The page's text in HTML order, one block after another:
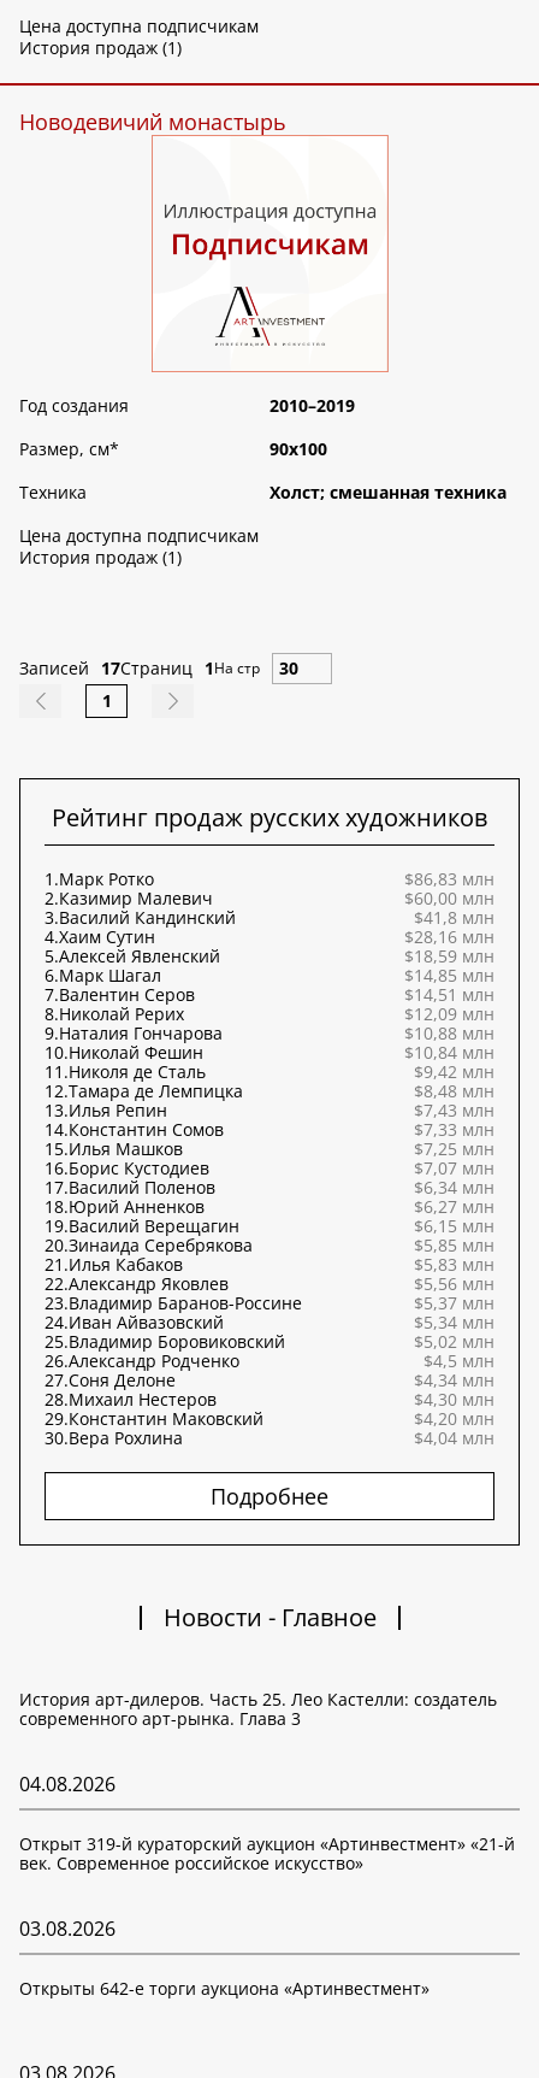
Цена доступна подписчикам
История продаж (1)
Новодевичий монастырь
Год создания
2010–2019
Размер, см*
90х100
Техника
Холст; смешанная техника
Цена доступна подписчикам
История продаж (1)
Записей 17Страниц 1На стр
1
Рейтинг продаж русских художников
1.Марк Ротко
$86,83 млн
2.Казимир Малевич
$60,00 млн
3.Василий Кандинский
$41,8 млн
4.Хаим Сутин
$28,16 млн
5.Алексей Явленский
$18,59 млн
6.Марк Шагал
$14,85 млн
7.Валентин Серов
$14,51 млн
8.Николай Рерих
$12,09 млн
9.Наталия Гончарова
$10,88 млн
10.Николай Фешин
$10,84 млн
11.Николя де Сталь
$9,42 млн
12.Тамара де Лемпицка
$8,48 млн
13.Илья Репин
$7,43 млн
14.Константин Сомов
$7,33 млн
15.Илья Машков
$7,25 млн
16.Борис Кустодиев
$7,07 млн
17.Василий Поленов
$6,34 млн
18.Юрий Анненков
$6,27 млн
19.Василий Верещагин
$6,15 млн
20.Зинаида Серебрякова
$5,85 млн
21.Илья Кабаков
$5,83 млн
22.Александр Яковлев
$5,56 млн
23.Владимир Баранов-Россине
$5,37 млн
24.Иван Айвазовский
$5,34 млн
25.Владимир Боровиковский
$5,02 млн
26.Александр Родченко
$4,5 млн
27.Соня Делоне
$4,34 млн
28.Михаил Нестеров
$4,30 млн
29.Константин Маковский
$4,20 млн
30.Вера Рохлина $4,04 млн
Подробнее
Новости - Главное
История арт-дилеров. Часть 25. Лео Кастелли: создатель
современного арт-рынка. Глава 3
04.08.2026
Открыт 319-й кураторский аукцион «Артинвестмент» «21-й
век. Современное российское искусство»
03.08.2026
Открыты 642-е торги аукциона «Артинвестмент»